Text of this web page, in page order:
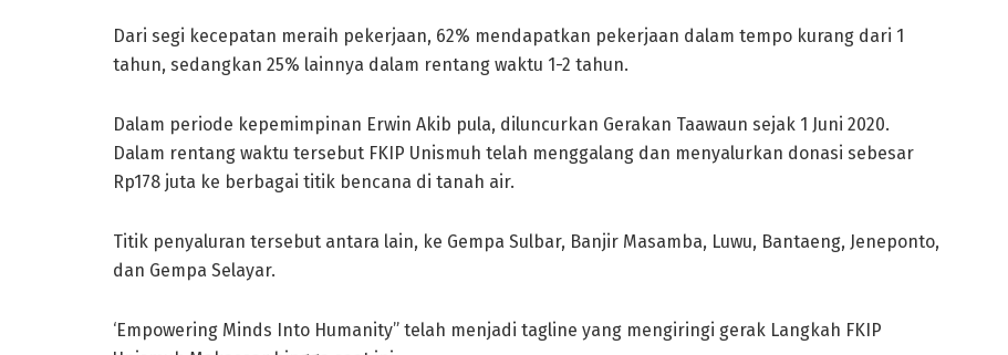
Dari segi kecepatan meraih pekerjaan, 62% mendapatkan pekerjaan dalam tempo kurang dari 1
tahun, sedangkan 25% lainnya dalam rentang waktu 1-2 tahun.
Dalam periode kepemimpinan Erwin Akib pula, diluncurkan Gerakan Taawaun sejak 1 Juni 2020.
Dalam rentang waktu tersebut FKIP Unismuh telah menggalang dan menyalurkan donasi sebesar
Rp178 juta ke berbagai titik bencana di tanah air.
Titik penyaluran tersebut antara lain, ke Gempa Sulbar, Banjir Masamba, Luwu, Bantaeng, Jeneponto,
dan Gempa Selayar.
‘Empowering Minds Into Humanity” telah menjadi tagline yang mengiringi gerak Langkah FKIP